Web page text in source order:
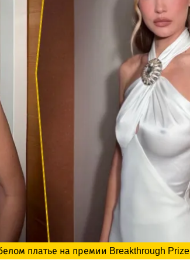
платье на премии Breakthrough Prize